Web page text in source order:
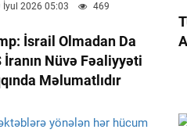
İyul 2026 05:03 469
İsrail Olmadan Da
İranın Nüvə Fəaliyyəti
Məlumatlıdır